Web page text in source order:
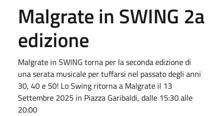
Malgrate in SWING 2a
edizione
Malgrate in SWING torna per la seconda edizione di
una serata musicale per tuffarsi nel passato degli anni
30, 40 e 50! Lo Swing ritorna a Malgrate il 13
Settembre 2025 in Piazza Garibaldi, dalle 15:30 alle
20:00